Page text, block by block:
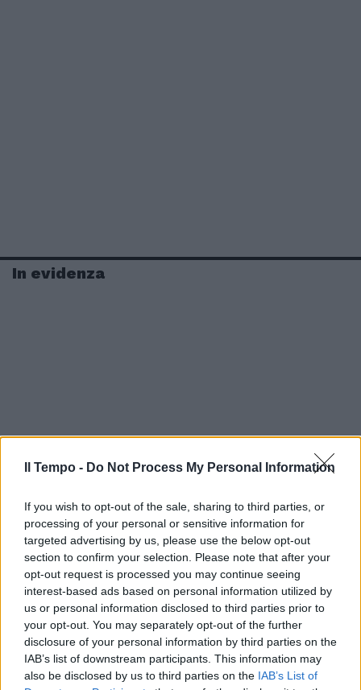
Il Tempo - Do Not Process My Personal Information
If you wish to opt-out of the sale, sharing to third parties, or
processing of your personal or sensitive information for
targeted advertising by us, please use the below opt-out
section to confirm your selection. Please note that after your
opt-out request is processed you may continue seeing
interest-based ads based on personal information utilized by
us or personal information disclosed to third parties prior to
your opt-out. You may separately opt-out of the further
disclosure of your personal information by third parties on the
IAB’s list of downstream participants. This information may
also be disclosed by us to third parties on the IAB’s List of
In evidenza